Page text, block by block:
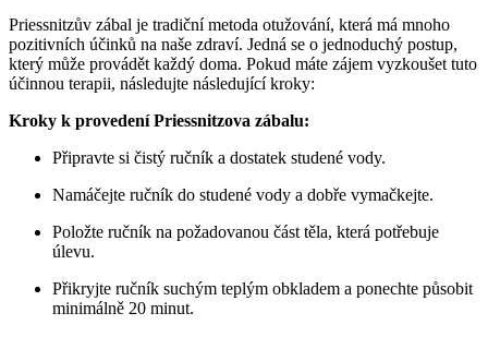
Priessnitzův zábal je tradiční metoda otužování, která má mnoho
pozitivních účinků na naše zdraví. Jedná se o jednoduchý postup,
který může provádět každý doma. Pokud máte zájem vyzkoušet tuto
účinnou terapii, následujte následující kroky:
Kroky k provedení Priessnitzova zábalu:
Připravte si čistý ručník a dostatek studené vody.
Namáčejte ručník do studené vody a dobře vymačkejte.
Položte ručník na požadovanou část těla, která potřebuje
úlevu.
Přikryjte ručník suchým teplým obkladem a ponechte působit
minimálně 20 minut.